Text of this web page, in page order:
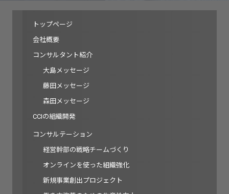
トップページ
会社概要
コンサルタント紹介
大島メッセージ
藤田メッセージ
森田メッセージ
CCIの組織開発
コンサルテーション
経営幹部の戦略チームづくり
オンラインを使った組織強化
新規事業創出プロジェクト